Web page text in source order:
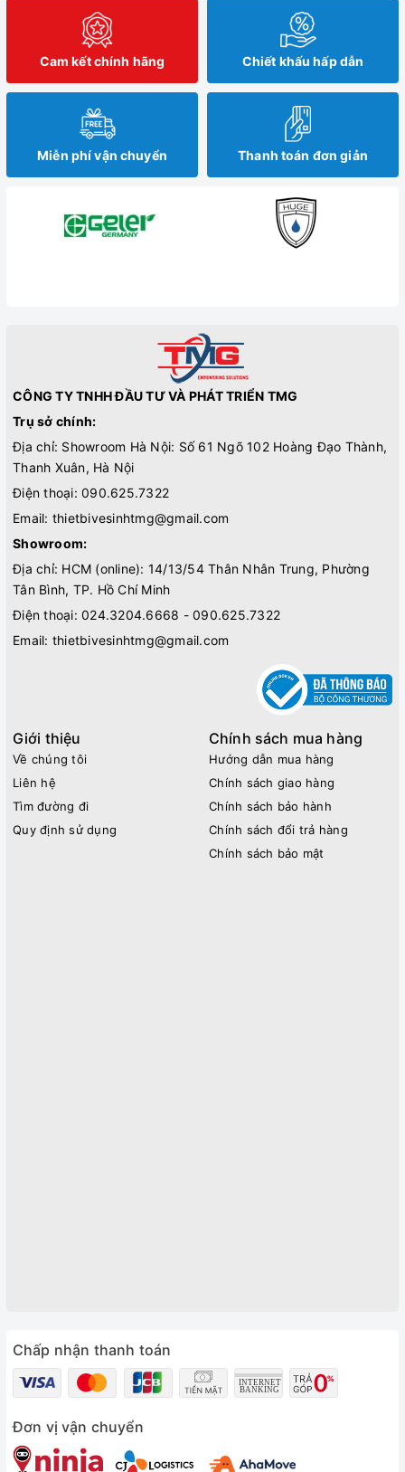
Cam kết chính hãng Chiết khấu hấp dẫn
Miễn phí vận chuyển Thanh toán đơn giản
CÔNG TY TNHH ĐẦU TƯ VÀ PHÁT TRIỂN TMG
Trụ sở chính:
Địa chỉ: Showroom Hà Nội: Số 61 Ngõ 102 Hoàng Đạo Thành,
Thanh Xuân, Hà Nội
Điện thoại: 090.625.7322
Email: thietbivesinhtmg@gmail.com
Showroom:
Địa chỉ: HCM (online): 14/13/54 Thân Nhân Trung, Phường
Tân Bình, TP. Hồ Chí Minh
Điện thoại: 024.3204.6668 - 090.625.7322
Email: thietbivesinhtmg@gmail.com
Giới thiệu
Về chúng tôi
Liên hệ
Tìm đường đi
Quy định sử dụng
Chính sách mua hàng
Hướng dẫn mua hàng
Chính sách giao hàng
Chính sách bảo hành
Chính sách đổi trả hàng
Chính sách bảo mật
Chấp nhận thanh toán
Đơn vị vận chuyển